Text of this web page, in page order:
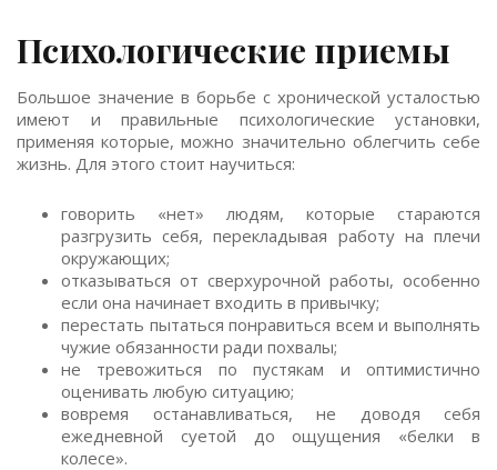
Психологические приемы
Большое значение в борьбе с хронической усталостью
имеют и правильные психологические установки,
применяя которые, можно значительно облегчить себе
жизнь. Для этого стоит научиться:
говорить «нет» людям, которые стараются
разгрузить себя, перекладывая работу на плечи
окружающих;
отказываться от сверхурочной работы, особенно
если она начинает входить в привычку;
перестать пытаться понравиться всем и выполнять
чужие обязанности ради похвалы;
не тревожиться по пустякам и оптимистично
оценивать любую ситуацию;
вовремя останавливаться, не доводя себя
ежедневной суетой до ощущения «белки в
колесе».